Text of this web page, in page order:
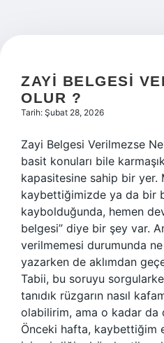
ZAYI BELGESI
OLUR ?
Tarih: Şubat 28, 2026
Zayi Belgesi Verilmezse
basit konuları bile
kapasitesine sahip bir yer.
kaybettiğimizde ya da bir
kaybolduğunda, hemen
belgesi” diye bir şey var.
verilmemesi durumunda ne
yazarken de aklımdan
Tabii, bu soruyu
tanıdık rüzgarın nasıl
olabilirim, ama o kadar da
Önceki hafta, kaybettiğim